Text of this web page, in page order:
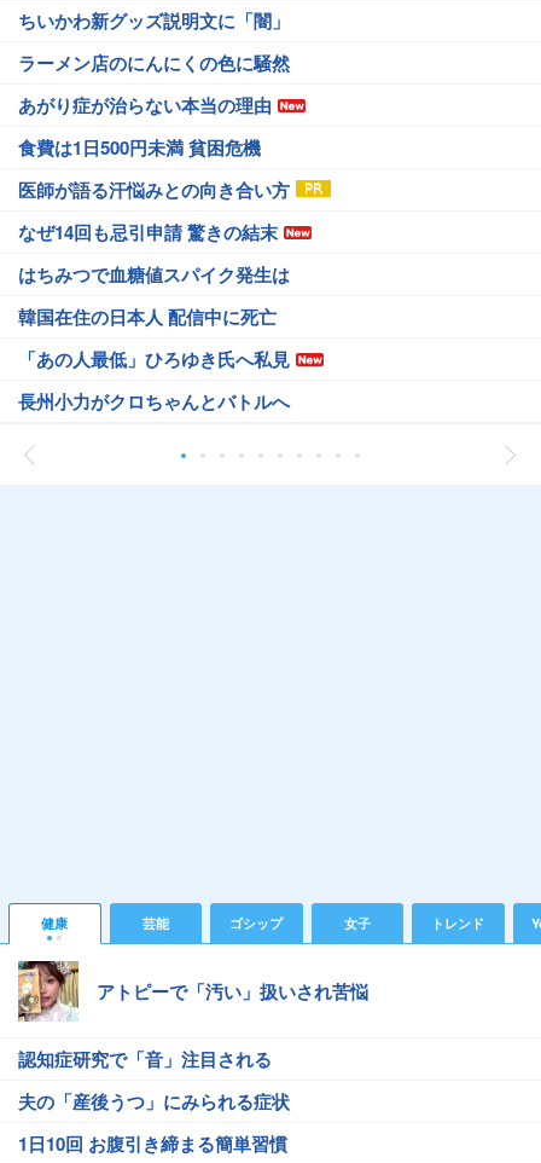
ちいかわ新グッズ説明文に「闇」
ラーメン店のにんにくの色に騒然
あがり症が治らない本当の理由
食費は1日500円未満 貧困危機
医師が語る汗悩みとの向き合い方
なぜ14回も忌引申請 驚きの結末
はちみつで血糖値スパイク発生は
韓国在住の日本人 配信中に死亡
「あの人最低」ひろゆき氏へ私見
長州小力がクロちゃんとバトルへ
健康 芸能 ゴシップ 女子 トレンド
アトピーで「汚い」扱いされ苦悩
認知症研究で「音」注目される
夫の「産後うつ」にみられる症状
1日10回 お腹引き締まる簡単習慣